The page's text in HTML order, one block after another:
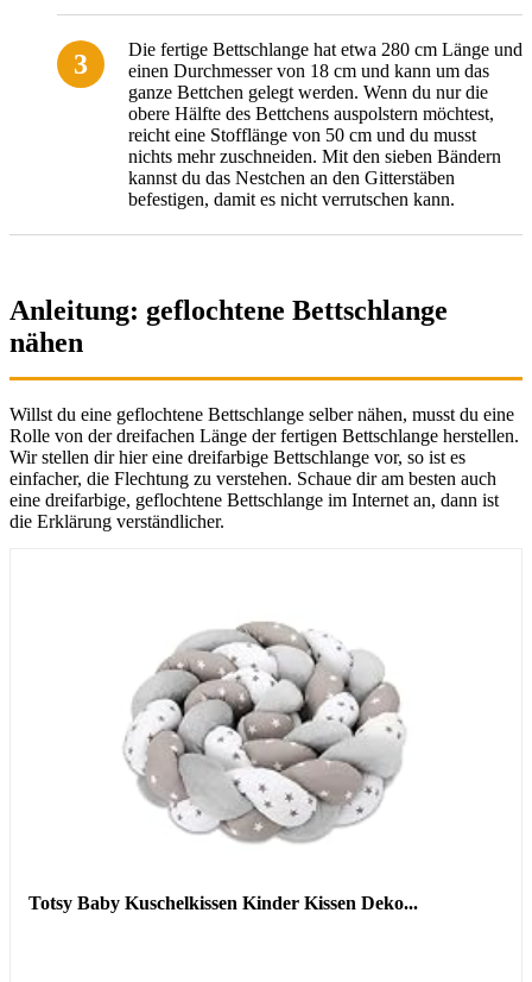
Die fertige Bettschlange hat etwa 280 cm Länge und
einen Durchmesser von 18 cm und kann um das
ganze Bettchen gelegt werden. Wenn du nur die
obere Hälfte des Bettchens auspolstern möchtest,
reicht eine Stofflänge von 50 cm und du musst
nichts mehr zuschneiden. Mit den sieben Bändern
kannst du das Nestchen an den Gitterstäben
befestigen, damit es nicht verrutschen kann.
Anleitung: geflochtene Bettschlange
nähen
Willst du eine geflochtene Bettschlange selber nähen, musst du eine
Rolle von der dreifachen Länge der fertigen Bettschlange herstellen.
Wir stellen dir hier eine dreifarbige Bettschlange vor, so ist es
einfacher, die Flechtung zu verstehen. Schaue dir am besten auch
eine dreifarbige, geflochtene Bettschlange im Internet an, dann ist
die Erklärung verständlicher.
Totsy Baby Kuschelkissen Kinder Kissen Deko...